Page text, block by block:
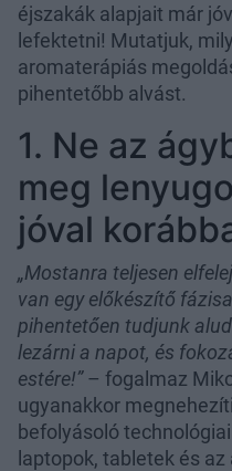
éjszakák alapjait már
lefektetni! Mutatjuk,
aromaterápiás
pihentetőbb alvást.
1. Ne az
meg
jóval
„Mostanra teljesen
van egy előkészítő
pihentetően tudjunk
lezárni a napot, és
estére!”– fogalmaz
ugyanakkor
befolyásoló
laptopok, tabletek és